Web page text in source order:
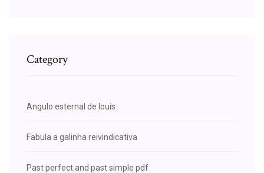
Category
Angulo esternal de louis
Fabula a galinha reivindicativa
Past perfect and past simple pdf